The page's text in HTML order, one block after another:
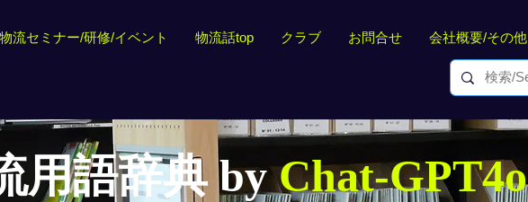
物流セミナー/研修/イベント 物流話top クラブ お問合せ 会社概要/その他
用語辞典 byChat-GPT4o